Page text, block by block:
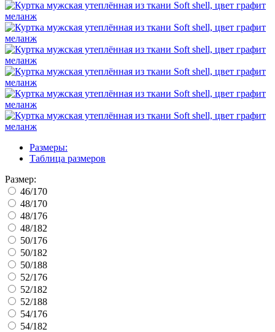
Размеры:
Таблица размеров
Размер:
46/170
48/170
48/176
48/182
50/176
50/182
50/188
52/176
52/182
52/188
54/176
54/182